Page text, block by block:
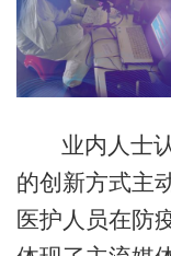
业内人士
的创新方式主
医护人员在防